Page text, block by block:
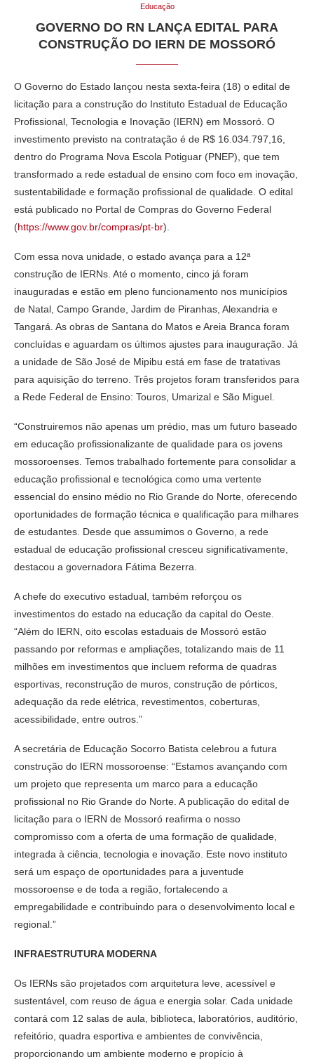
Educação
GOVERNO DO RN LANÇA EDITAL PARA
CONSTRUÇÃO DO IERN DE MOSSORÓ
O Governo do Estado lançou nesta sexta-feira (18) o edital de
licitação para a construção do Instituto Estadual de Educação
Profissional, Tecnologia e Inovação (IERN) em Mossoró. O
investimento previsto na contratação é de R$ 16.034.797,16,
dentro do Programa Nova Escola Potiguar (PNEP), que tem
transformado a rede estadual de ensino com foco em inovação,
sustentabilidade e formação profissional de qualidade. O edital
está publicado no Portal de Compras do Governo Federal
(https://www.gov.br/compras/pt-br).
Com essa nova unidade, o estado avança para a 12ª
construção de IERNs. Até o momento, cinco já foram
inauguradas e estão em pleno funcionamento nos municípios
de Natal, Campo Grande, Jardim de Piranhas, Alexandria e
Tangará. As obras de Santana do Matos e Areia Branca foram
concluídas e aguardam os últimos ajustes para inauguração. Já
a unidade de São José de Mipibu está em fase de tratativas
para aquisição do terreno. Três projetos foram transferidos para
a Rede Federal de Ensino: Touros, Umarizal e São Miguel.
“Construiremos não apenas um prédio, mas um futuro baseado
em educação profissionalizante de qualidade para os jovens
mossoroenses. Temos trabalhado fortemente para consolidar a
educação profissional e tecnológica como uma vertente
essencial do ensino médio no Rio Grande do Norte, oferecendo
oportunidades de formação técnica e qualificação para milhares
de estudantes. Desde que assumimos o Governo, a rede
estadual de educação profissional cresceu significativamente,
destacou a governadora Fátima Bezerra.
A chefe do executivo estadual, também reforçou os
investimentos do estado na educação da capital do Oeste.
“Além do IERN, oito escolas estaduais de Mossoró estão
passando por reformas e ampliações, totalizando mais de 11
milhões em investimentos que incluem reforma de quadras
esportivas, reconstrução de muros, construção de pórticos,
adequação da rede elétrica, revestimentos, coberturas,
acessibilidade, entre outros.”
A secretária de Educação Socorro Batista celebrou a futura
construção do IERN mossoroense: “Estamos avançando com
um projeto que representa um marco para a educação
profissional no Rio Grande do Norte. A publicação do edital de
licitação para o IERN de Mossoró reafirma o nosso
compromisso com a oferta de uma formação de qualidade,
integrada à ciência, tecnologia e inovação. Este novo instituto
será um espaço de oportunidades para a juventude
mossoroense e de toda a região, fortalecendo a
empregabilidade e contribuindo para o desenvolvimento local e
regional.”
INFRAESTRUTURA MODERNA
Os IERNs são projetados com arquitetura leve, acessível e
sustentável, com reuso de água e energia solar. Cada unidade
contará com 12 salas de aula, biblioteca, laboratórios, auditório,
refeitório, quadra esportiva e ambientes de convivência,
proporcionando um ambiente moderno e propício à